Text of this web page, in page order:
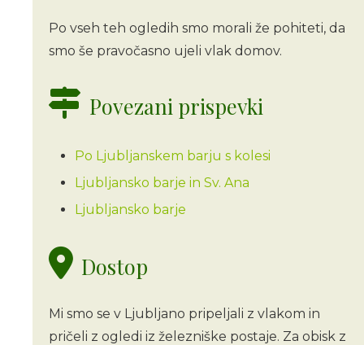
Po vseh teh ogledih smo morali že pohiteti, da
smo še pravočasno ujeli vlak domov.
Povezani prispevki
Po Ljubljanskem barju s kolesi
Ljubljansko barje in Sv. Ana
Ljubljansko barje
Dostop
Mi smo se v Ljubljano pripeljali z vlakom in
pričeli z ogledi iz železniške postaje. Za obisk z